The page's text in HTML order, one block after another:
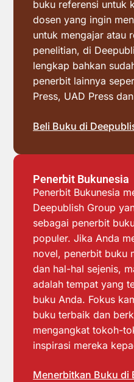
buku referensi untuk
dosen yang ingin
untuk mengajar atau
penelitian, di
lengkap bahkan
penerbit lainnya
Press, UAD Press
Beli Buku di
Penerbit Bukunesia
Penerbit Bukunesia
Deepublish Group
sebagai penerbit
populer. Jika Anda
novel, penerbit buku
dan hal-hal sejenis,
adalah tempat yang
buku Anda. Fokus
buku terbaik dan
mengangkat tokoh-
inspirasi mereka
Menerbitkan Buku di